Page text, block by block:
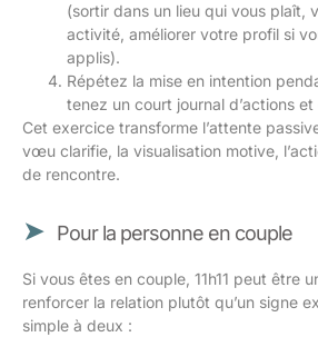
(sortir dans un lieu qui vous plaît,
activité, améliorer votre profil si
applis).
Répétez la mise en intention
tenez un court journal d’actions
Cet exercice transforme l’attente
vœu clarifie, la visualisation motive,
de rencontre.
Pour la personne en couple
Si vous êtes en couple, 11h11 peut être
renforcer la relation plutôt qu’un signe
simple à deux :